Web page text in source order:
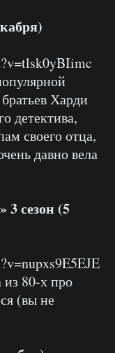
Харди
детектива,
своего отца,
давно вела
сезон (5
из 80-х про
(вы не